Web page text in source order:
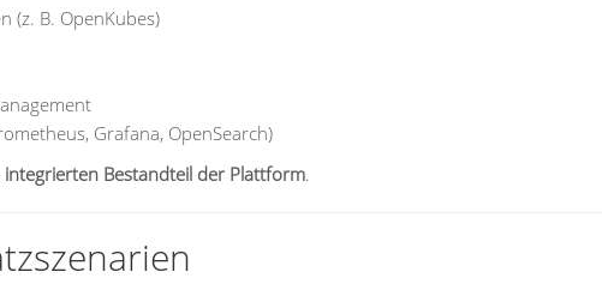
(z. B. OpenKubes)
Grafana, OpenSearch)
integrierten Bestandteil der Plattform.